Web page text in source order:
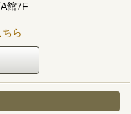
館7F
ら